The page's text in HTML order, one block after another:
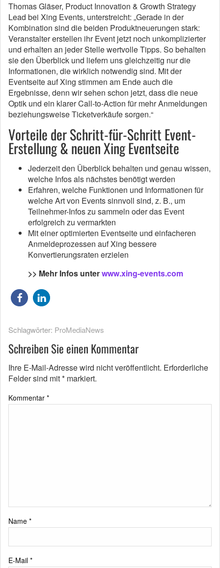
Thomas Gläser, Product Innovation & Growth Strategy
Lead bei Xing Events, unterstreicht: „Gerade in der
Kombination sind die beiden Produktneuerungen stark:
Veranstalter erstellen ihr Event jetzt noch unkomplizierter
und erhalten an jeder Stelle wertvolle Tipps. So behalten
sie den Überblick und liefern uns gleichzeitig nur die
Informationen, die wirklich notwendig sind. Mit der
Eventseite auf Xing stimmen am Ende auch die
Ergebnisse, denn wir sehen schon jetzt, dass die neue
Optik und ein klarer Call-to-Action für mehr Anmeldungen
beziehungsweise Ticketverkäufe sorgen.“
Vorteile der Schritt-für-Schritt Event-
Erstellung & neuen Xing Eventseite
Jederzeit den Überblick behalten und genau wissen,
welche Infos als nächstes benötigt werden
Erfahren, welche Funktionen und Informationen für
welche Art von Events sinnvoll sind, z. B., um
Teilnehmer-Infos zu sammeln oder das Event
erfolgreich zu vermarkten
Mit einer optimierten Eventseite und einfacheren
Anmeldeprozessen auf Xing bessere
Konvertierungsraten erzielen
>> Mehr Infos unterwww.xing-events.com
Schlagwörter: ProMediaNews
Schreiben Sie einen Kommentar
Ihre E-Mail-Adresse wird nicht veröffentlicht. Erforderliche
Felder sind mit* markiert.
Kommentar *
Name *
E-Mail *